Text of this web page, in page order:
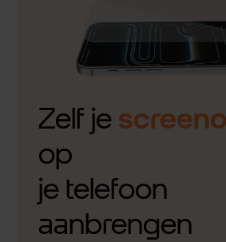
Zelf je
op
je telefoon
aanbrengen